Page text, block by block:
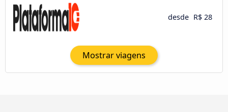
desde R$ 28
Mostrar viagens